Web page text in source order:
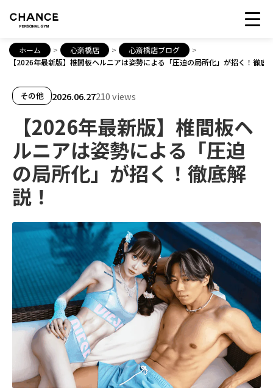
ホーム > 心斎橋店 > 心斎橋店ブログ
>
【2026年最新版】椎間板ヘルニアは姿勢による「圧迫の局所化」が招く！徹底
その他 2026.06.27210 views
【2026年最新版】椎間板ヘ
ルニアは姿勢による「圧迫
の局所化」が招く！徹底解
説！